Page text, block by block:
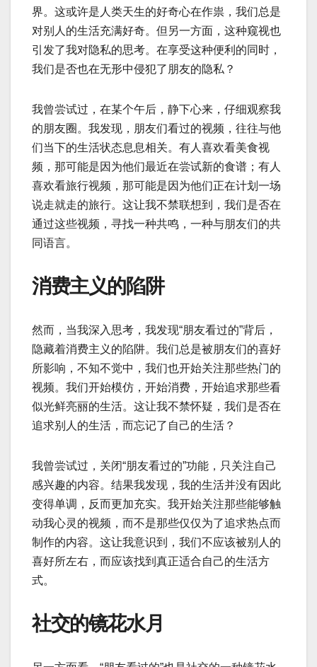
界。这或许是人类天生的好奇心在作祟，我们总是
对别人的生活充满好奇。但另一方面，这种窥视也
引发了我对隐私的思考。在享受这种便利的同时，
我们是否也在无形中侵犯了朋友的隐私？
我曾尝试过，在某个午后，静下心来，仔细观察我
的朋友圈。我发现，朋友们看过的视频，往往与他
们当下的生活状态息息相关。有人喜欢看美食视
频，那可能是因为他们最近在尝试新的食谱；有人
喜欢看旅行视频，那可能是因为他们正在计划一场
说走就走的旅行。这让我不禁联想到，我们是否在
通过这些视频，寻找一种共鸣，一种与朋友们的共
同语言。
消费主义的陷阱
然而，当我深入思考，我发现“朋友看过的”背后，
隐藏着消费主义的陷阱。我们总是被朋友们的喜好
所影响，不知不觉中，我们也开始关注那些热门的
视频。我们开始模仿，开始消费，开始追求那些看
似光鲜亮丽的生活。这让我不禁怀疑，我们是否在
追求别人的生活，而忘记了自己的生活？
我曾尝试过，关闭“朋友看过的”功能，只关注自己
感兴趣的内容。结果我发现，我的生活并没有因此
变得单调，反而更加充实。我开始关注那些能够触
动我心灵的视频，而不是那些仅仅为了追求热点而
制作的内容。这让我意识到，我们不应该被别人的
喜好所左右，而应该找到真正适合自己的生活方
式。
社交的镜花水月